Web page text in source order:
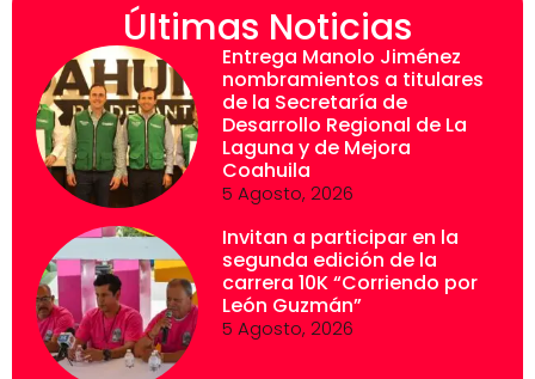
Últimas Noticias
Entrega Manolo Jiménez
nombramientos a titulares
de la Secretaría de
Desarrollo Regional de La
Laguna y de Mejora
Coahuila
5 Agosto, 2026
Invitan a participar en la
segunda edición de la
carrera 10K “Corriendo por
León Guzmán”
5 Agosto, 2026